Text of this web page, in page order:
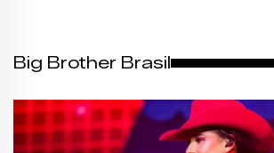
Big Brother Brasil